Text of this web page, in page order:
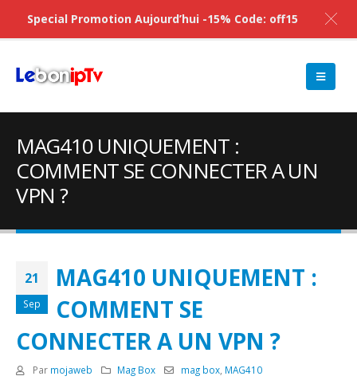
MAG410 UNIQUEMENT :
COMMENT SE CONNECTER A UN
VPN ?
21
Sep
MAG410 UNIQUEMENT :
COMMENT SE
CONNECTER A UN VPN ?
Par mojaweb Mag Box mag box MAG410
Special Promotion Aujourd’hui -15% Code: off15